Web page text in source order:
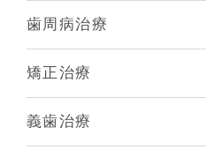
歯周病治療
矯正治療
義歯治療